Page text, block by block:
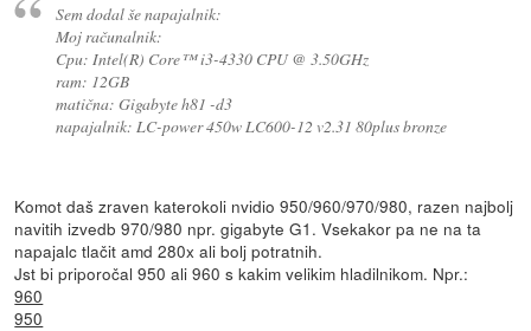
Sem dodal še napajalnik:
Moj računalnik:
Cpu: Intel(R) Core™ i3-4330 CPU @ 3.50GHz
ram: 12GB
matična: Gigabyte h81 -d3
napajalnik: LC-power 450w LC600-12 v2.31 80plus bronze
Komot daš zraven katerokoli nvidio 950/960/970/980, razen najbolj
navitih izvedb 970/980 npr. gigabyte G1. Vsekakor pa ne na ta
napajalc tlačit amd 280x ali bolj potratnih.
Jst bi priporočal 950 ali 960 s kakim velikim hladilnikom. Npr.:
960
950